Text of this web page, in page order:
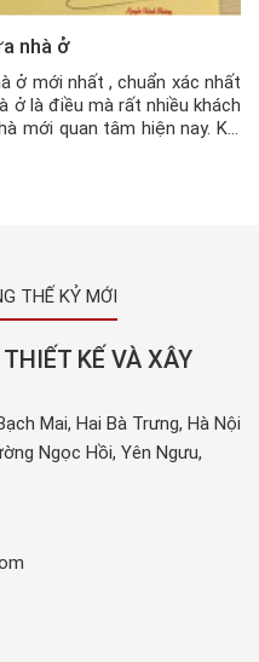
nhà ở
ở mới nhất , chuẩn xác nhất
ở là điều mà rất nhiều khách
mới quan tâm hiện nay. Khi
THẾ KỶ MỚI
KẾ VÀ XÂY
Mai, Hai Bà Trưng, Hà Nội
Ngọc Hồi, Yên Ngưu,